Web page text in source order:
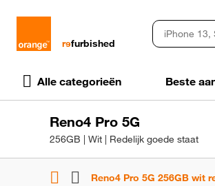
rɘfurbished
Alle categorieën Beste
Reno4 Pro 5G
256GB | Wit | Redelijk goede staat
Reno4 Pro 5G 256GB wit